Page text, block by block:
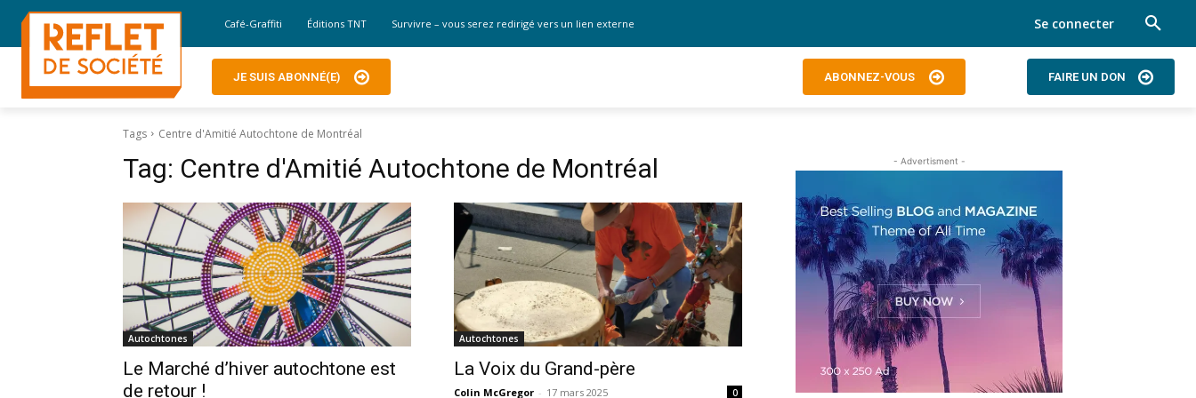
Café-Graffiti Éditions TNT Survivre – vous serez redirigé vers un lien externe Se connecter
JE SUIS ABONNÉ(E) ABONNEZ-VOUS FAIRE UN DON
Tags Centre d'Amitié Autochtone de Montréal
Tag: Centre d'Amitié Autochtone de Montréal
Autochtones
Le Marché d’hiver autochtone est
de retour !
Autochtones
La Voix du Grand-père
Colin McGregor - 17 mars 2025 0
- Advertisment -